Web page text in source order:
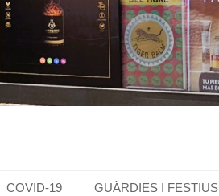
COVID-19 GUÀRDIES I FESTIUS